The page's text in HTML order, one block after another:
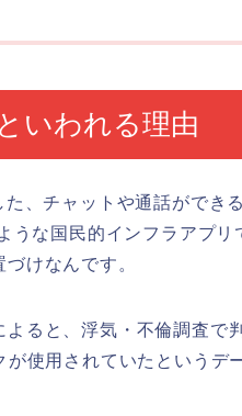
いわれる理由
、チャットや通話ができ
うな国民的インフラアプリ
けなんです。
ると、浮気・不倫調査で
使用されていたというデ